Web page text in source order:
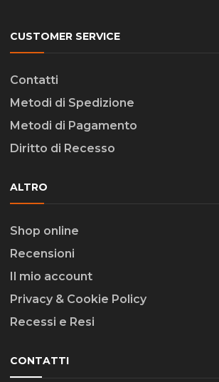
CUSTOMER SERVICE
Contatti
Metodi di Spedizione
Metodi di Pagamento
Diritto di Recesso
ALTRO
Shop online
Recensioni
Il mio account
Privacy & Cookie Policy
Recessi e Resi
CONTATTI